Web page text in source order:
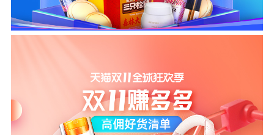
手机 系统 网站
兴趣 美图